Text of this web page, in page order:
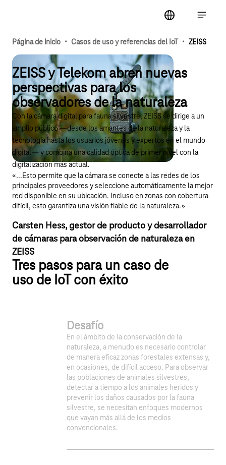
label
Abrir la
Página de inicio · Casos de uso y referencias del IoT · ZEISS
ZEISS y Telekom abren nuevas
perspectivas para los
observadores de la naturaleza
Con la cámara digital para fauna silvestre, ZEISS se dirige a un
amplio público —desde los amantes de la naturaleza y la
tecnología hasta los usuarios jóvenes y expertos en el mundo
digital— y combina una calidad óptica de primer nivel con la
digitalización más actual.
«...Esto permite que la cámara se conecte a las redes de los
principales proveedores y seleccione automáticamente la mejor
red disponible en su ubicación. Incluso en zonas con cobertura
difícil, esto garantiza una visión fiable de la naturaleza.»
Carsten Hess, gestor de producto y desarrollador
de cámaras para observación de naturaleza en
ZEISS
Tres pasos para un caso de
uso de IoT con éxito
Desafío
En el ámbito de la conservación de la
naturaleza, a menudo es necesario controlar
de manera eficaz zonas forestales extensas y,
en ocasiones, de difícil acceso. Para observar
las poblaciones de animales silvestres,
detectar a tiempo a los animales heridos y
prevenir los daños causados por la fauna
silvestre, se necesitan enfoques modernos
que vayan más allá de los medios
convencionales.